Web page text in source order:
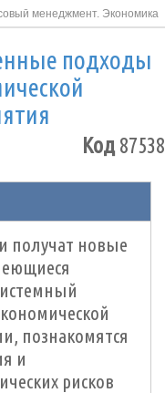
менеджмент. Экономика
подходы
Код87538
получат новые
познакомятся
и
рисков